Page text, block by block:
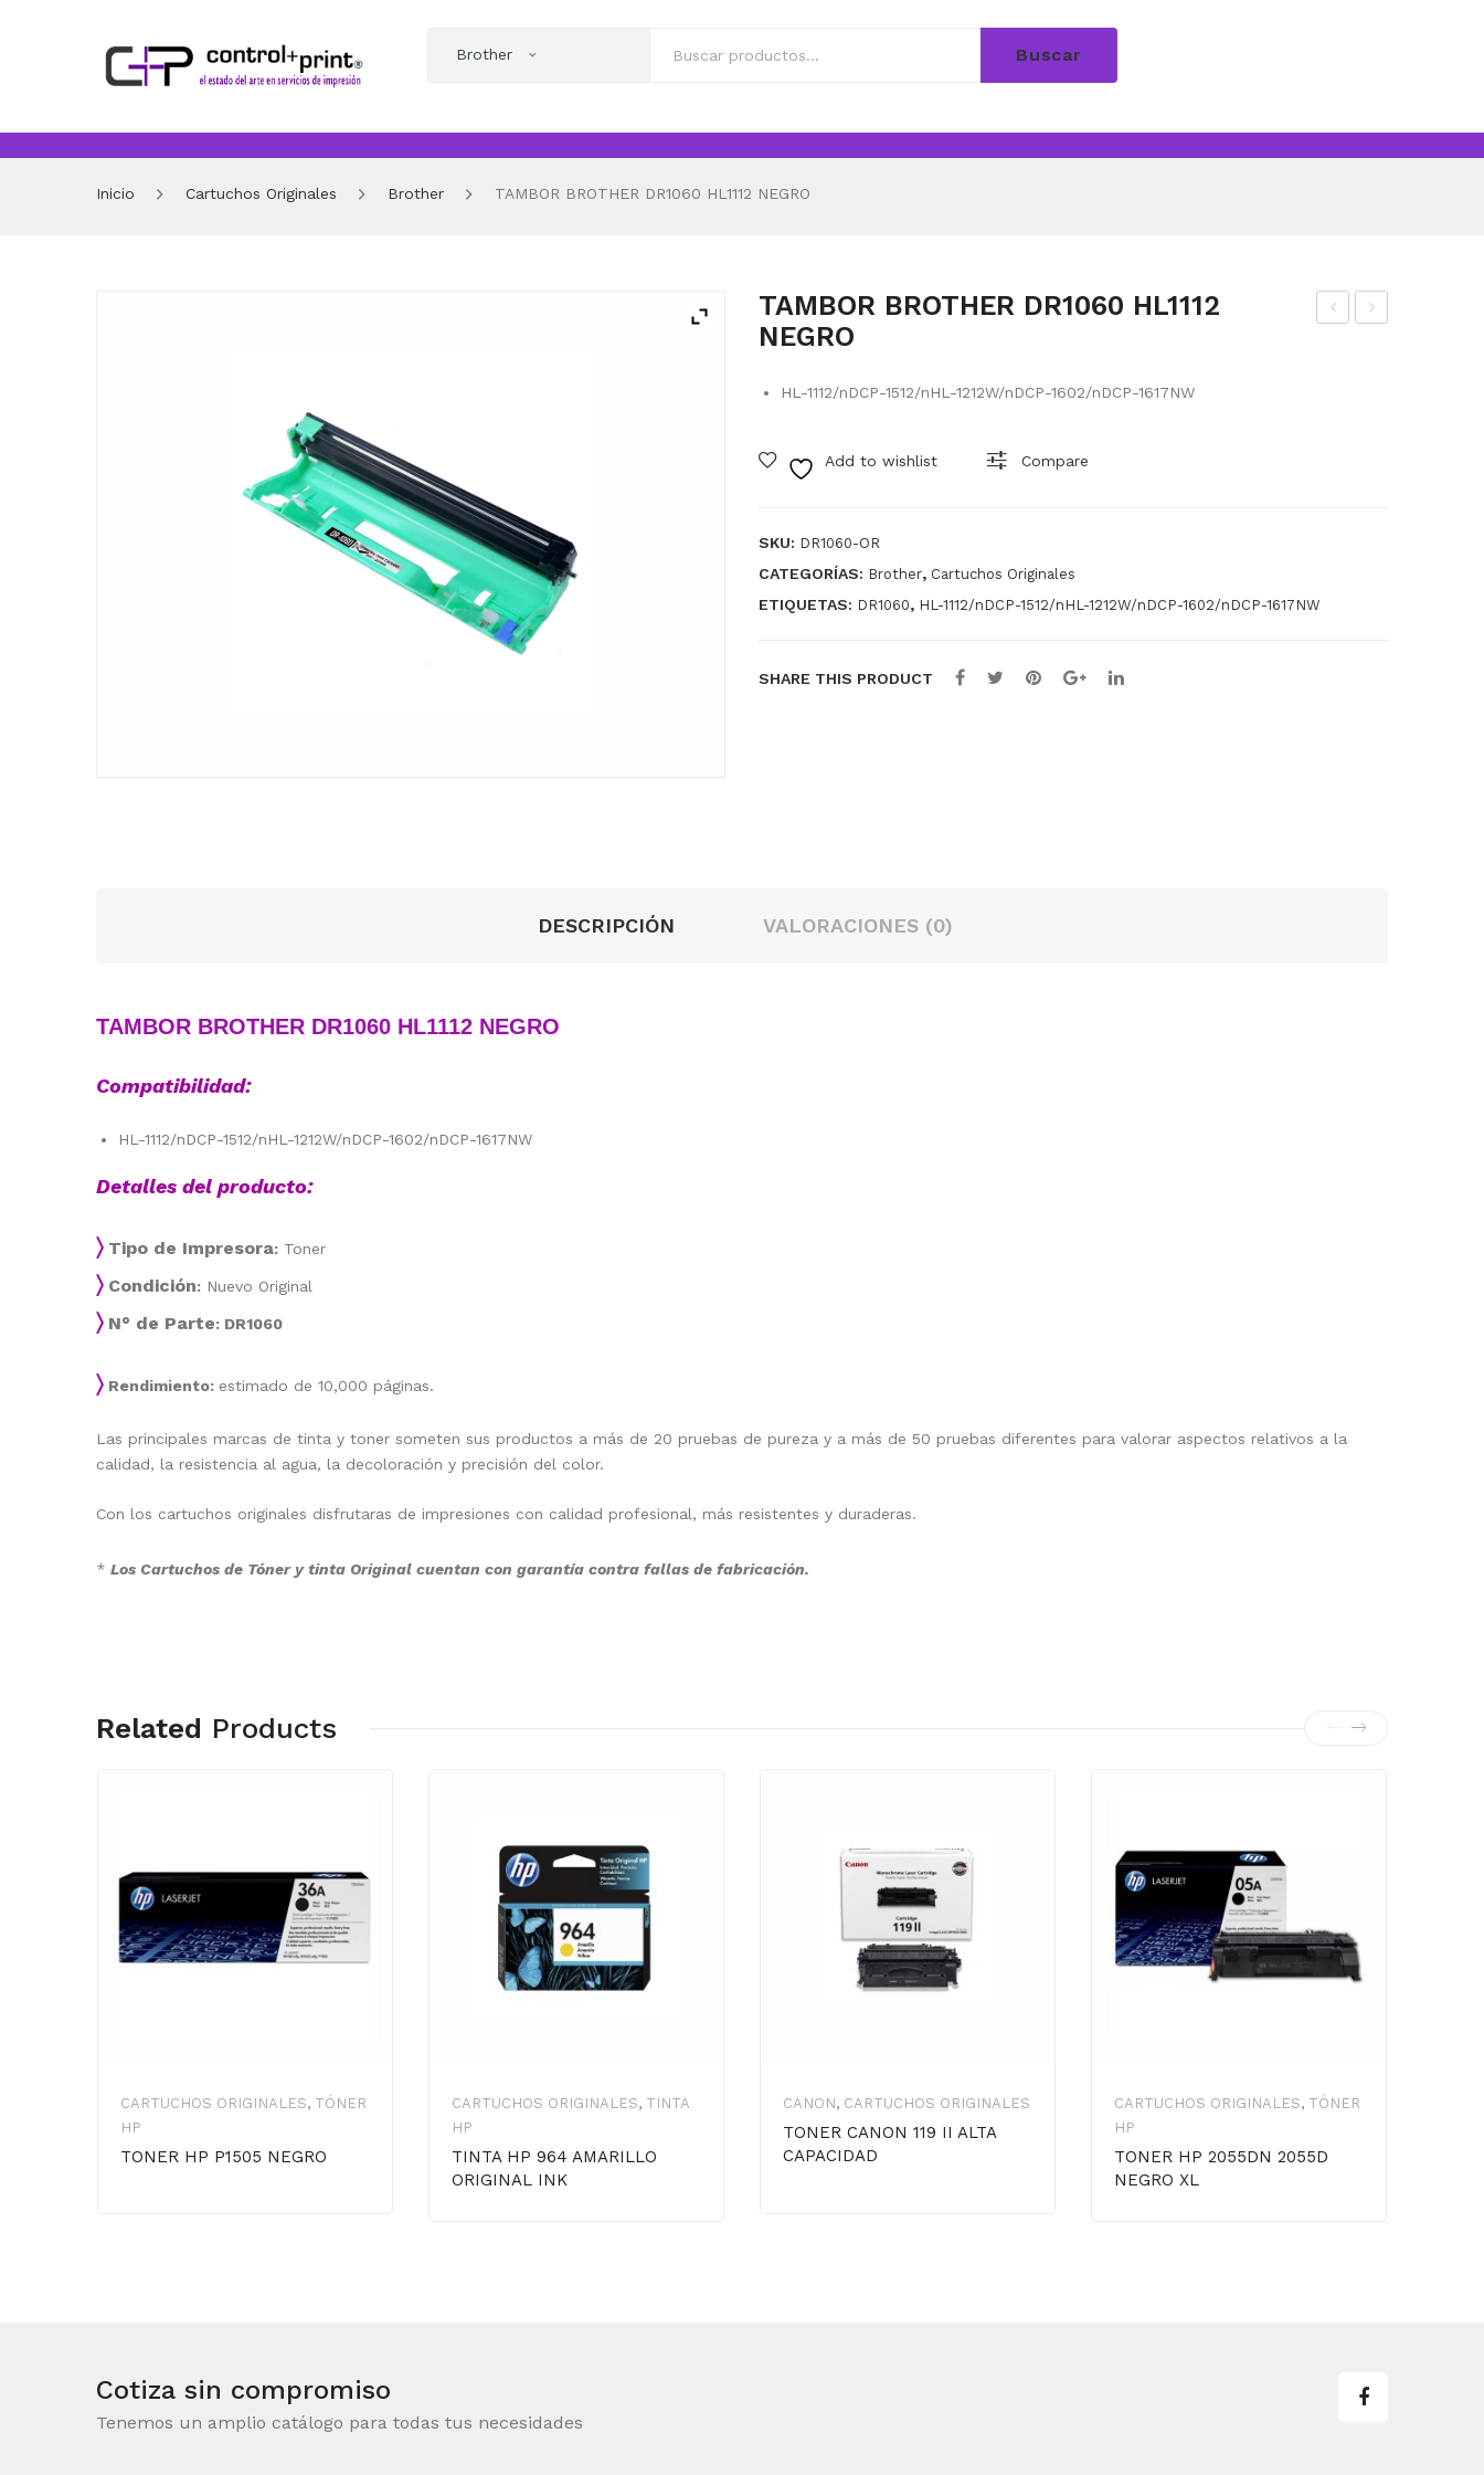
Brother Buscar
Inicio Cartuchos Originales Brother TAMBOR BROTHER DR1060 HL1112 NEGRO
TAMBOR BROTHER DR1060 HL1112
NEGRO
HL-1112/nDCP-1512/nHL-1212W/nDCP-1602/nDCP-1617NW
Add to wishlist Compare
SKU: DR1060-OR
CATEGORÍAS: Brother, Cartuchos Originales
ETIQUETAS: DR1060, HL-1112/nDCP-1512/nHL-1212W/nDCP-1602/nDCP-1617NW
SHARE THIS PRODUCT
DESCRIPCIÓN VALORACIONES (0)
TAMBOR BROTHER DR1060 HL1112 NEGRO
Compatibilidad:
HL-1112/nDCP-1512/nHL-1212W/nDCP-1602/nDCP-1617NW
Detalles del producto:
〉 Tipo de Impresora: Toner
〉 Condición: Nuevo Original
〉 N° de Parte: DR1060
〉 Rendimiento: estimado de 10,000 páginas.
Las principales marcas de tinta y toner someten sus productos a más de 20 pruebas de pureza y a más de 50 pruebas diferentes para valorar aspectos relativos a la
calidad, la resistencia al agua, la decoloración y precisión del color.
Con los cartuchos originales disfrutaras de impresiones con calidad profesional, más resistentes y duraderas.
* Los Cartuchos de Tóner y tinta Original cuentan con garantía contra fallas de fabricación.
Related Products
CARTUCHOS ORIGINALES, TÓNER
HP
TONER HP P1505 NEGRO
CARTUCHOS ORIGINALES, TINTA
HP
TINTA HP 964 AMARILLO
ORIGINAL INK
CANON, CARTUCHOS ORIGINALES
TONER CANON 119 II ALTA
CAPACIDAD
CARTUCHOS ORIGINALES, TÓNER
HP
TONER HP 2055DN 2055D
NEGRO XL
Cotiza sin compromiso
Tenemos un amplio catálogo para todas tus necesidades